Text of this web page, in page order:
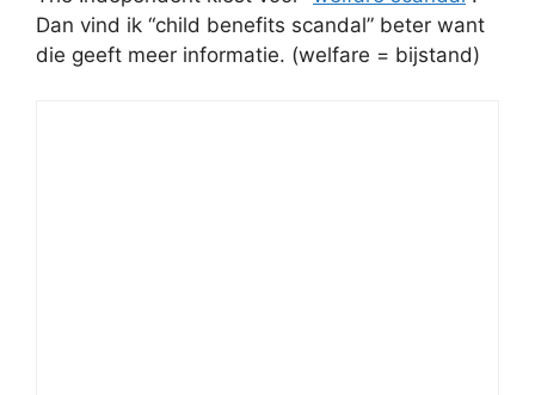
Dan vind ik “child benefits scandal” beter want
die geeft meer informatie. (welfare = bijstand)